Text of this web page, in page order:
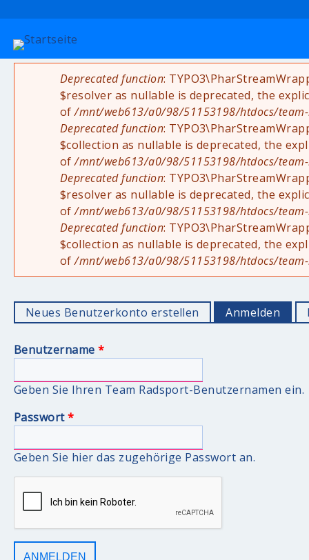
Fehlermeldung
Deprecated function:
$resolver as nullable is deprecated, the
of/mnt/web613/a0/98/51153198/htdocs/
Deprecated function:
$collection as nullable is deprecated, the
of/mnt/web613/a0/98/51153198/htdocs/
Deprecated function:
$resolver as nullable is deprecated, the
of/mnt/web613/a0/98/51153198/htdocs/
Deprecated function:
$collection as nullable is deprecated, the
of/mnt/web613/a0/98/51153198/htdocs/
Haupt-Reiter
Neues Benutzerkonto erstellen Anmelden
Benutzername*
Geben Sie Ihren Team Radsport-Benutzernamen ein.
Passwort*
Geben Sie hier das zugehörige Passwort an.